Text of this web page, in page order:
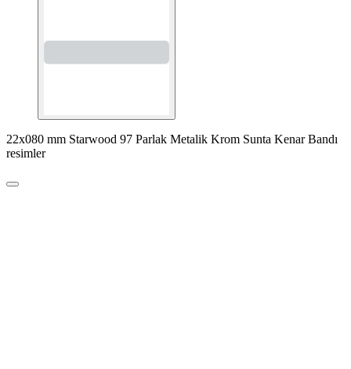
22x080 mm Starwood 97 Parlak Metalik Krom Sunta Kenar Bandı
resimler